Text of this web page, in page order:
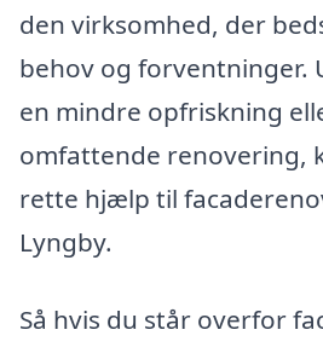
den virksomhed, der
behov og forventninger.
en mindre opfriskning
omfattende renovering,
rette hjælp til
Lyngby.
Så hvis du står overfor